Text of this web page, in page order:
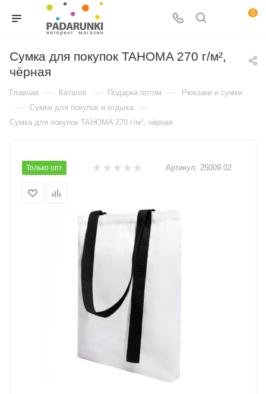
0
Сумка для покупок TAHOMA 270 г/м²,
чёрная
Главная — Каталог — Подарки оптом — Рюкзаки и сумки
— Сумки для покупок и отдыха —
Сумка для покупок TAHOMA 270 г/м², чёрная
Только опт Артикул: 25009.02